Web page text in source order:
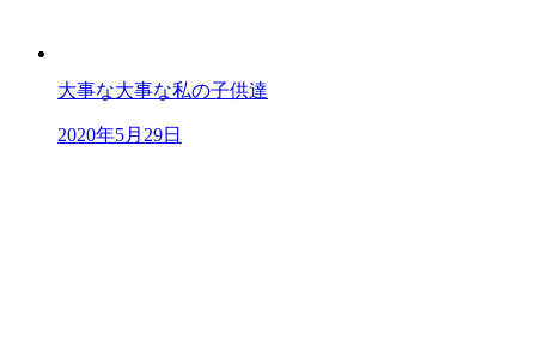
大事な大事な私の子供達
2020年5月29日